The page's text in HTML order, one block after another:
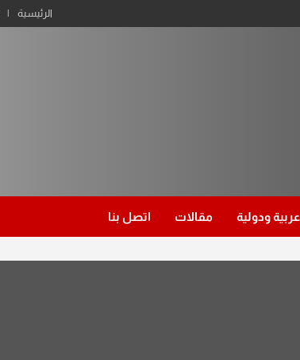
الرئيسية
عربية ودولية مقالات اتصل بنا